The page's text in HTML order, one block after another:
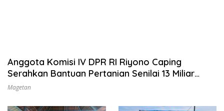
Anggota Komisi IV DPR RI Riyono Caping
Serahkan Bantuan Pertanian Senilai 13 Miliar
untuk Magetan
Magetan